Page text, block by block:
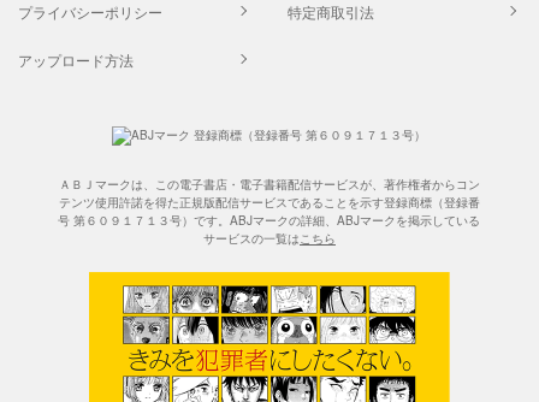
プライバシーポリシー 特定商取引法
アップロード方法
ＡＢＪマークは、この電子書店・電子書籍配信サービスが、著作権者からコン
テンツ使用許諾を得た正規版配信サービスであることを示す登録商標（登録番
号 第６０９１７１３号）です。ABJマークの詳細、ABJマークを掲示している
サービスの一覧はこちら